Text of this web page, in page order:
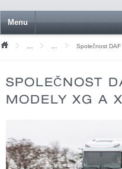
Menu
Tiskové zprávyArchiv 2026Společnost
SPOLEČNOST
MODELY XG A